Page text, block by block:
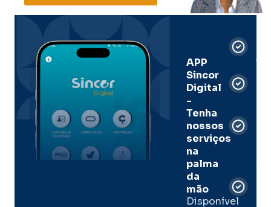
APP
Sincor
Digital
-
Tenha
nossos
serviços
na
palma
da
mão
Disponível
Sua